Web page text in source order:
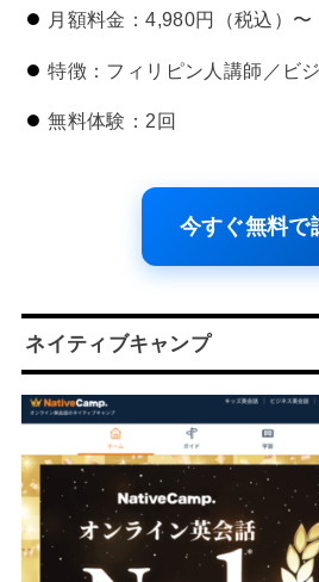
月額料金：4,980円（税込）〜
特徴：フィリピン人講師／ビ
無料体験：2回
今すぐ無料で
ネイティブキャンプ